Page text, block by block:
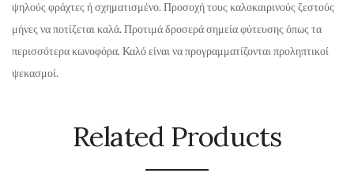
ψηλούς φράχτες ή σχηματισμένο. Προσοχή τους καλοκαιρινούς ζεστούς
μήνες να ποτίζεται καλά. Προτιμά δροσερά σημεία φύτευσης όπως τα
περισσότερα κωνοφόρα. Καλό είναι να προγραμματίζονται προληπτικοί
ψεκασμοί.
Related Products